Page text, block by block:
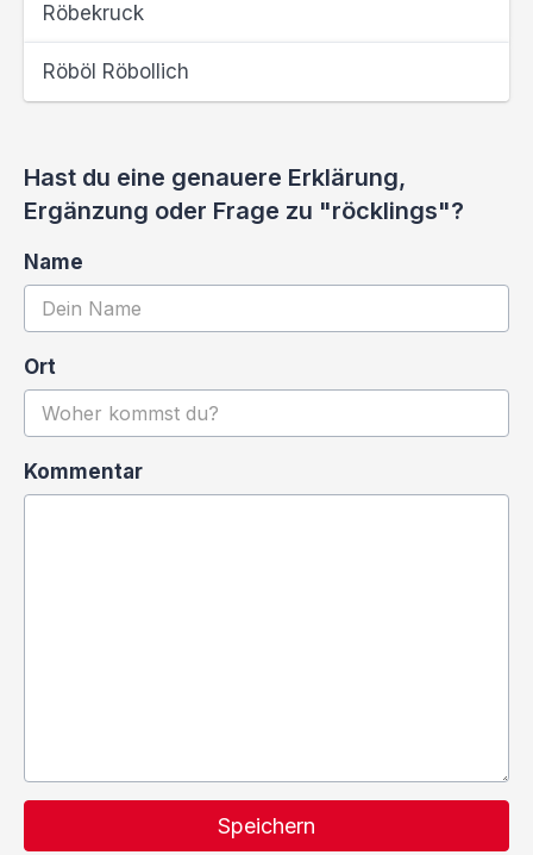
Röbekruck
Röböl Röbollich
Hast du eine genauere Erklärung,
Ergänzung oder Frage zu "röcklings"?
Name
Ort
Kommentar
Speichern